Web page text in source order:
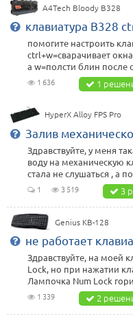
A4Tech Bloody B328
клавиатура B328
помогите настроить
ctrl+w=сварачивает
а w=полсти блин после
1 636 1
HyperX Alloy FPS Pro
Залив
Здравствуйте, у меня
воду на механическую
стала не слушаться , а
1 3 519 3
Genius KB-128
не работает
Здравствуйте, на моей
Lock, но при нажатии
Лампочка Num Lock
1 339 2